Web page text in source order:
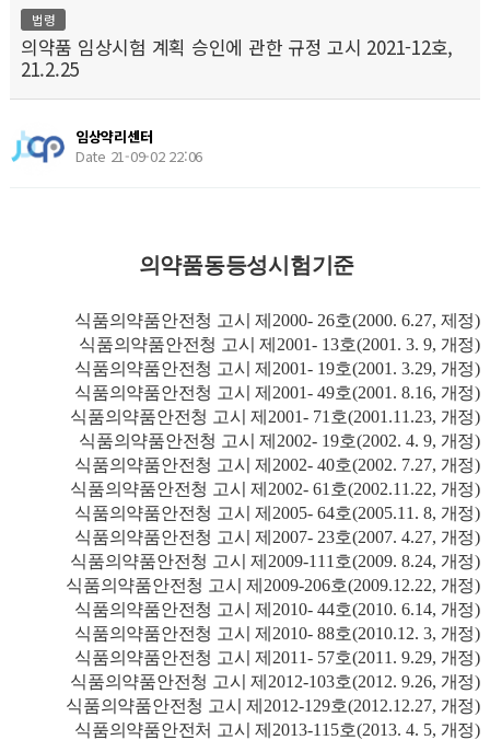
법령
의약품 임상시험 계획 승인에 관한 규정 고시 2021-12호,
21.2.25
임상약리센터
Date 21-09-02 22:06
의약품동등성시험기준
식품의약품안전청 고시 제 2000- 26호(2000. 6.27, 제정)
식품의약품안전청 고시 제 2001- 13호(2001. 3. 9, 개정)
식품의약품안전청 고시 제 2001- 19호(2001. 3.29, 개정)
식품의약품안전청 고시 제 2001- 49호(2001. 8.16, 개정)
식품의약품안전청 고시 제 2001- 71 호(2001.11.23, 개정)
식품의약품안전청 고시 제 2002- 19호(2002. 4. 9, 개정)
식품의약품안전청 고시 제 2002- 40호(2002. 7.27, 개정)
식품의약품안전청 고시 제 2002- 61 호(2002.11.22, 개정)
식품의약품안전청 고시 제 2005- 64호(2005.11. 8, 개정)
식품의약품안전청 고시 제 2007- 23호(2007. 4.27, 개정)
식품의약품안전청 고시 제 2009-111 호(2009. 8.24, 개정)
식품의약품안전청 고시 제 2009-206호(2009.12.22, 개정)
식품의약품안전청 고시 제 2010- 44호(2010. 6.14, 개정)
식품의약품안전청 고시 제 2010- 88호(2010.12. 3, 개정)
식품의약품안전청 고시 제 2011- 57호(2011. 9.29, 개정)
식품의약품안전청 고시 제 2012-103호(2012. 9.26, 개정)
식품의약품안전청 고시 제 2012-129호(2012.12.27, 개정)
식품의약품안전처 고시 제 2013-115호(2013. 4. 5, 개정)